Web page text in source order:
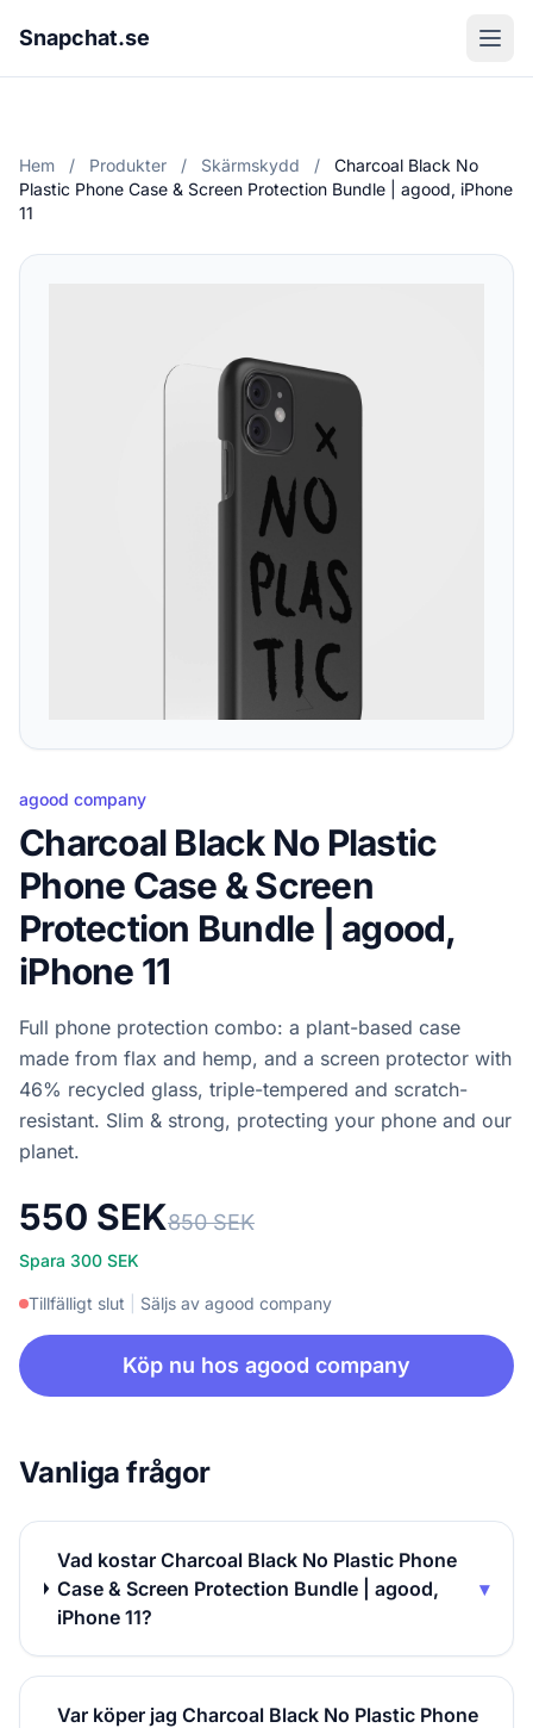
Snapchat.se
Hem / Produkter / Skärmskydd /
Charcoal Black No
Plastic Phone Case & Screen Protection Bundle | agood, iPhone
11
agood company
Charcoal Black No Plastic
Phone Case & Screen
Protection Bundle | agood,
iPhone 11
Full phone protection combo: a plant-based case
made from flax and hemp, and a screen protector with
46% recycled glass, triple-tempered and scratch-
resistant. Slim & strong, protecting your phone and our
planet.
550 SEK850 SEK
Spara 300 SEK
Tillfälligt slut Säljs av agood company
Köp nu hos agood company
Vanliga frågor
Vad kostar Charcoal Black No Plastic Phone
Case & Screen Protection Bundle | agood,
iPhone 11?
▾
Var köper jag Charcoal Black No Plastic Phone